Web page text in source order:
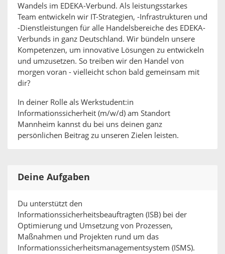
Wandels im EDEKA-Verbund. Als leistungsstarkes
Team entwickeln wir IT-Strategien, -Infrastrukturen und
-Dienstleistungen für alle Handelsbereiche des EDEKA-
Verbunds in ganz Deutschland. Wir bündeln unsere
Kompetenzen, um innovative Lösungen zu entwickeln
und umzusetzen. So treiben wir den Handel von
morgen voran - vielleicht schon bald gemeinsam mit
dir?
In deiner Rolle als Werkstudent:in
Informationssicherheit (m/w/d) am Standort
Mannheim kannst du bei uns deinen ganz
persönlichen Beitrag zu unseren Zielen leisten.
Deine Aufgaben
Du unterstützt den
Informationssicherheitsbeauftragten (ISB) bei der
Optimierung und Umsetzung von Prozessen,
Maßnahmen und Projekten rund um das
Informationssicherheitsmanagementsystem (ISMS).